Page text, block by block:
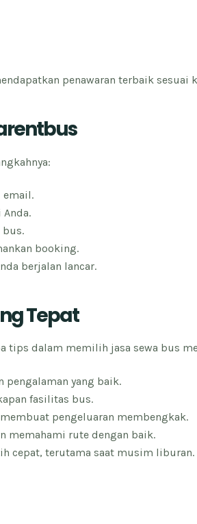
penawaran terbaik sesuai
email.
bus.
booking.
berjalan lancar.
Tepat
tips dalam memilih jasa sewa bus
yang baik.
fasilitas bus.
pengeluaran membengkak.
memahami rute dengan baik.
cepat, terutama saat musim liburan.